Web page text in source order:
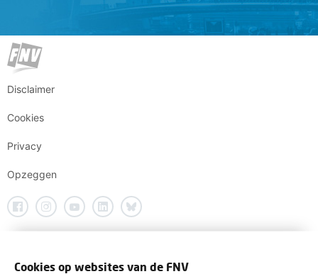
Disclaimer
Cookies
Privacy
Opzeggen
Cookies op websites van de FNV